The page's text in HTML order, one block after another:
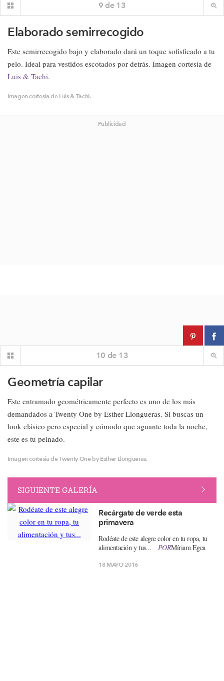
9 de 13
Elaborado semirrecogido
Este semirrecogido bajo y elaborado dará un toque sofisficado a tu
pelo. Ideal para vestidos escotados por detrás. Imagen cortesía de
Luis & Tachi.
Imagen cortesía de Luis & Tachi.
Publicidad
10 de 13
Geometría capilar
Este entramado geométricamente perfecto es uno de los más
demandados a Twenty One by Esther Llongueras. Si buscas un
look clásico pero especial y cómodo que aguante toda la noche,
este es tu peinado.
Imagen cortesía de Twenty One by Esther Llongueras.
SIGUIENTE GALERÍA
Recárgate de verde esta
primavera
Rodéate de este alegre color en tu ropa, tu
alimentación y tus...
PORMíriam Egea
18 MAYO 2016